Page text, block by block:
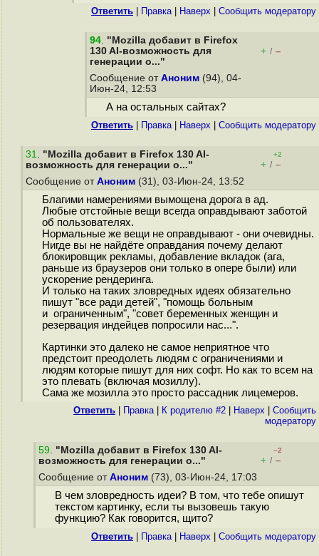
Ответить Правка| Наверх Cообщить модератору
94. "Mozilla добавит в Firefox
130 AI-возможность для
генерации о..."
+ / –
Сообщение от Аноним (94), 04-
Июн-24, 12:53
А на остальных сайтах?
Ответить Правка| Наверх Cообщить модератору
31. "Mozilla добавит в Firefox 130 AI-
возможность для генерации о..."
+2
+ / –
Сообщение от Аноним (31), 03-Июн-24, 13:52
Благими намерениями вымощена дорога в ад.
Любые отстойные вещи всегда оправдывают заботой
об пользователях.
Нормальные же вещи не оправдывают - они очевидны.
Нигде вы не найдёте оправдания почему делают
блокировщик рекламы, добавление вкладок (ага,
раньше из браузеров они только в опере были) или
ускорение рендеринга.
И только на таких зловредных идеях обязательно
пишут "все ради детей", "помощь больным
и ограниченным", "совет беременных женщин и
резервация индейцев попросили нас...".
Картинки это далеко не самое неприятное что
предстоит преодолеть людям с ограничениями и
людям которые пишут для них софт. Но как то всем на
это плевать (включая мозиллу).
Сама же мозилла это просто рассадник лицемеров.
Ответить Правка| К родителю #2 Наверх
Cообщить
модератору
59. "Mozilla добавит в Firefox 130 AI-
возможность для генерации о..."
–2
+ / –
Сообщение от Аноним (73), 03-Июн-24, 17:03
В чем зловредность идеи? В том, что тебе опишут
текстом картинку, если ты вызовешь такую
функцию? Как говорится, щито?
Ответить Правка| Наверх Cообщить модератору